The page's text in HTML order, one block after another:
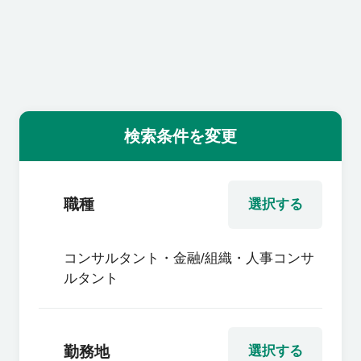
企業の担当者様
検索条件を変更
選択する
職種
コンサルタント・金融/組織・人事コンサ
ルタント
選択する
勤務地